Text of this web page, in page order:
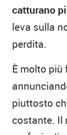
catturano
leva sulla
perdita.
È molto
piuttosto
costante. Il